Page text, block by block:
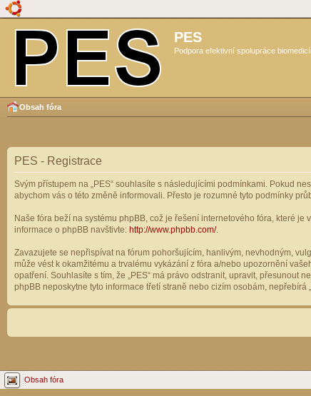
PES
Podpora efektivní spolupráce
Obsah fóra
PES - Registrace
Svým přístupem na „PES“ souhlasíte s následujícími podmínkami. Pokud
abychom vás o této změně informovali. Přesto je rozumné tyto podmínky
Naše fóra beží na systému phpBB, což je řešení internetového fóra, které je
informace o phpBB navštivte: http://www.phpbb.com/.
Zavazujete se nepřispívat na fórum pohoršujícím, hanlivým, nevhodným,
může vést k okamžitému a trvalému vykázání z fóra a/nebo upozornění
opatření. Souhlasíte s tím, že „PES“ má právo odstranit, upravit, přesunout
phpBB neposkytne tyto informace třetí straně nebo cizím osobám,
Obsah fóra